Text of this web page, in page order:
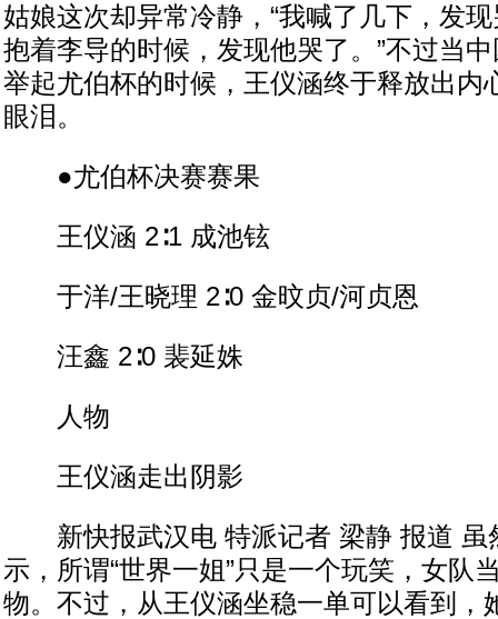
姑娘这次却异常冷静，“我喊了几下，发
抱着李导的时候，发现他哭了。”不过当
举起尤伯杯的时候，王仪涵终于释放出内
眼泪。
●尤伯杯决赛赛果
王仪涵 2∶1 成池铉
于洋/王晓理 2∶0 金旼贞/河贞恩
汪鑫 2∶0 裴延姝
人物
王仪涵走出阴影
新快报武汉电 特派记者 梁静 报道 虽
示，所谓“世界一姐”只是一个玩笑，女队
物。不过，从王仪涵坐稳一单可以看到，